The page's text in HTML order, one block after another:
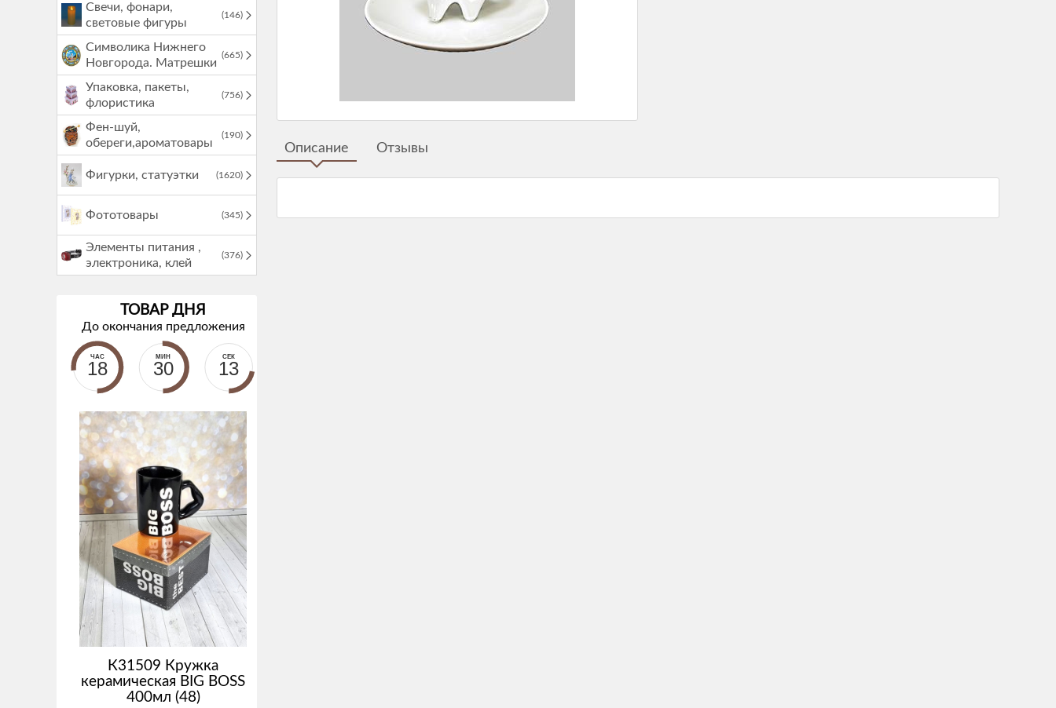
Свечи, фонари,
световые фигуры
(146)
Символика Нижнего
Новгорода. Матрешки
(665)
Упаковка, пакеты,
флористика
(756)
Фен-шуй,
обереги,ароматовары
(190)
Фигурки, статуэтки (1620)
Фототовары (345)
Элементы питания ,
электроника, клей
(376)
ТОВАР ДНЯ
До окончания предложения
ЧАС
18
МИН
30
СЕК
12
К31509 Кружка
керамическая BIG BOSS
400мл (48)
Описание Отзывы